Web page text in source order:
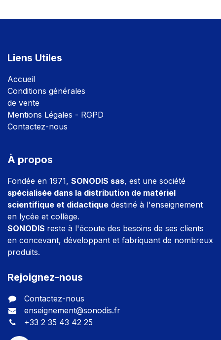
Liens Utiles
Accueil
Conditions générales
de vente
Mentions Légales - RGPD
Contactez-nous
À propos
Fondée en 1971, SONODIS sas, est une société
spécialisée dans la distribution de matériel
scientifique et didactique destiné à l'enseignement
en lycée et collège.
SONODIS reste à l'écoute des besoins de ses clients
en concevant, développant et fabriquant de nombreux
produits.
Rejoignez-nous
Contactez-nous
enseignement@sonodis.fr
+33 2 35 43 42 25